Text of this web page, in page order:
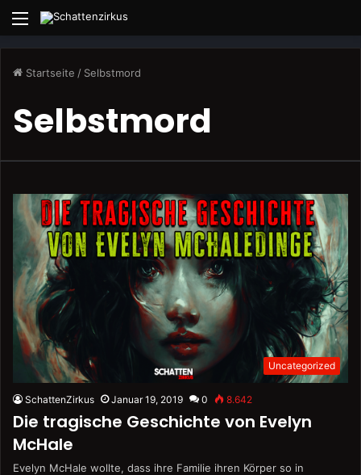
Menü
Startseite / Selbstmord
Selbstmord
Uncategorized
SchattenZirkus Januar 19, 2019 0 8.642
Die tragische Geschichte von Evelyn
McHale
Evelyn McHale wollte, dass ihre Familie ihren Körper so in